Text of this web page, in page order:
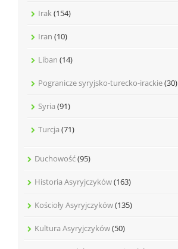
Irak(154)
Iran (10)
Liban (14)
Pogranicze syryjsko-turecko-irackie(30)
Syria (91)
Turcja (71)
Duchowość(95)
Historia Asyryjczyków(163)
Kościoły Asyryjczyków(135)
Kultura Asyryjczyków(50)